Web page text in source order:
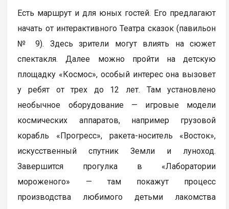
Есть маршрут и для юных гостей. Его предлагают
начать от интерактивного Театра сказок (павильон
№ 9). Здесь зрители могут влиять на сюжет
спектакля. Далее можно пройти на детскую
площадку «Космос», особый интерес она вызовет
у ребят от трех до 12 лет. Там установлено
необычное оборудование — игровые модели
космических аппаратов, например грузовой
корабль «Прогресс», ракета-носитель «Восток»,
искусственный спутник Земли и луноход.
Завершится прогулка в «Лаборатории
мороженого» — там покажут процесс
производства любимого детьми лакомства